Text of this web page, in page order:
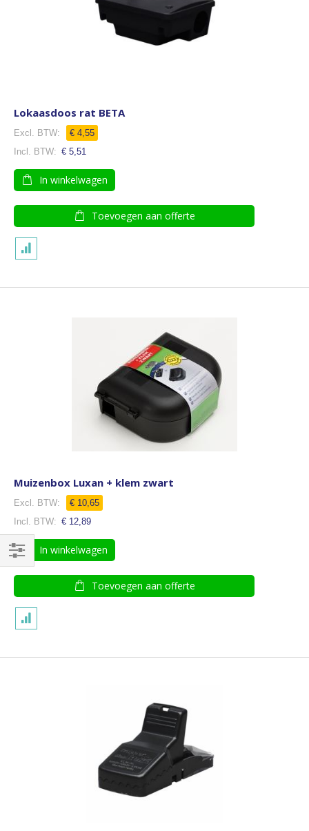
Lokaasdoos rat BETA
€ 4,55
€ 5,51
In winkelwagen
Toevoegen aan offerte
Muizenbox Luxan + klem zwart
€ 10,65
€ 12,89
In winkelwagen
Toevoegen aan offerte
Filteren